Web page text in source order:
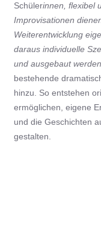
Schülerinnen, flexibel
Improvisationen
Weiterentwicklung
daraus individuelle
und ausgebaut
bestehende
hinzu. So entstehen
ermöglichen, eigene
und die Geschichten
gestalten.